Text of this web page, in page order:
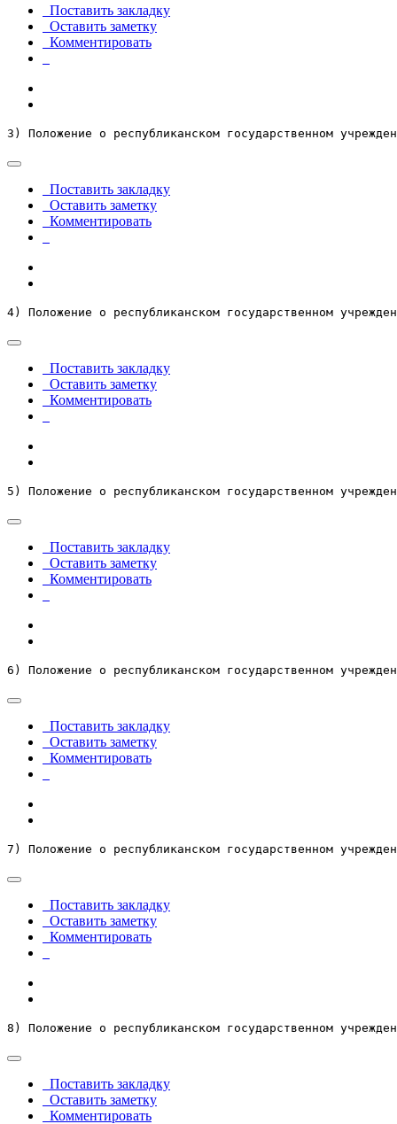
Поставить закладку
Оставить заметку
Комментировать
3) Положение о республиканском государственном
Поставить закладку
Оставить заметку
Комментировать
4) Положение о республиканском государственном
Поставить закладку
Оставить заметку
Комментировать
5) Положение о республиканском государственном
Поставить закладку
Оставить заметку
Комментировать
6) Положение о республиканском государственном
Поставить закладку
Оставить заметку
Комментировать
7) Положение о республиканском государственном
Поставить закладку
Оставить заметку
Комментировать
8) Положение о республиканском государственном
Поставить закладку
Оставить заметку
Комментировать